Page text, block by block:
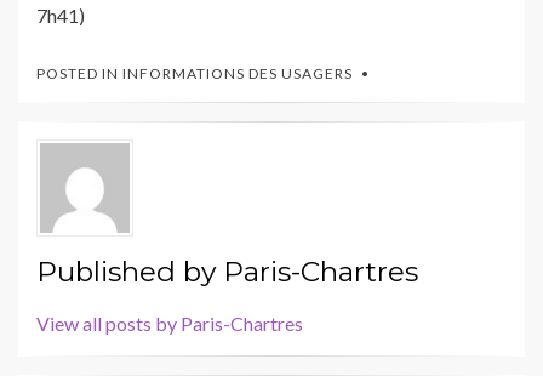
7h41)
POSTED IN INFORMATIONS DES USAGERS
Published by Paris-Chartres
View all posts by Paris-Chartres